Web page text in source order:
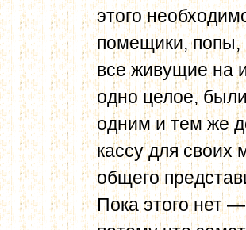
этого
помещики,
все живущие на
одно целое,
одним и тем же
кассу для своих
общего
Пока этого нет